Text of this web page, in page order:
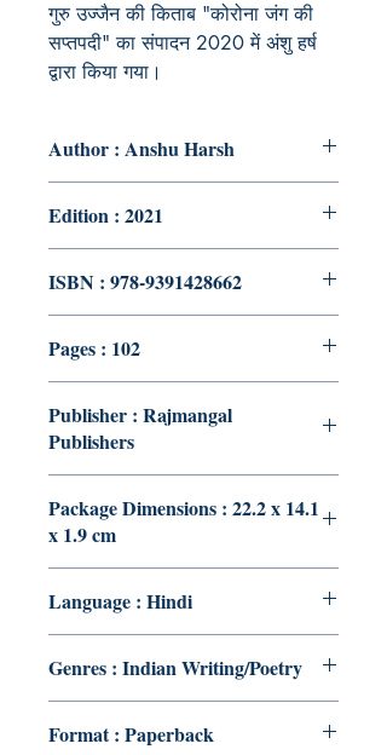
गुरु उज्जैन की किताब "कोरोना जंग की
सप्तपदी" का संपादन 2020में अंशु हर्ष
द्वारा किया गया।
Author : Anshu Harsh
Edition : 2021
ISBN : 978-9391428662
Pages : 102
Publisher : Rajmangal
Publishers
Package Dimensions : 22.2 x 14.1
x 1.9 cm
Language : Hindi
Genres : Indian Writing/Poetry
Format : Paperback